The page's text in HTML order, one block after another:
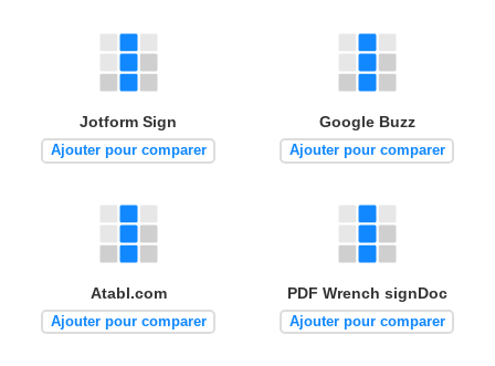
Jotform Sign
Ajouter pour comparer
Google Buzz
Ajouter pour comparer
Atabl.com
Ajouter pour comparer
PDF Wrench signDoc
Ajouter pour comparer